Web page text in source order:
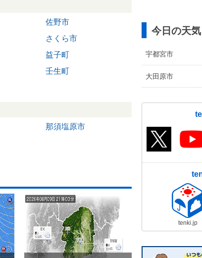
佐野市
さくら市
益子町
壬生町
那須塩原市
今日の天気
宇都宮市
大田原市
tenki.jp